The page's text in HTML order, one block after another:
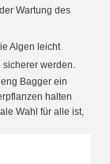
Wartung des
Algen leicht
sicherer werden.
Bagger ein
halten
Wahl für alle ist,